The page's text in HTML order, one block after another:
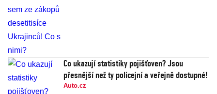
Co ukazují statistiky pojišťoven? Jsou
přesnější než ty policejní a veřejně dostupné!
Auto.cz